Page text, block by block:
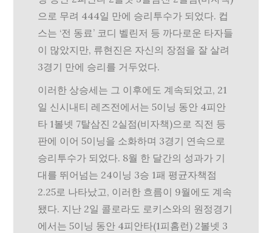
으로 무려 444일 만에 승리투수가 되었다. 컵
스는 ‘전 동료’ 코디 벨린저 등 까다로운 타자들
이 많았지만, 류현진은 자신의 장점을 잘 살려
3경기 만에 승리를 거두었다.
이러한 상승세는 그 이후에도 계속되었고, 21
일 신시내티 레즈전에서는 5이닝 동안 4피안
타 1볼넷 7탈삼진 2실점(비자책)으로 직전 등
판에 이어 5이닝을 소화하며 3경기 연속으로
승리투수가 되었다. 8월 한 달간의 성과가 기
대를 뛰어넘는 24이닝 3승 1패 평균자책점
2.25로 나타났고, 이러한 흐름이 9월에도 계속
됐다. 지난 2일 콜로라도 로키스와의 원정경기
에서는 5이닝 동안 4피안타(1피홈런) 2볼넷 3